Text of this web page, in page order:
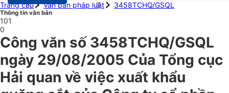
Trang chủ
Văn bản pháp luật 3458TCHQ/GSQL
Thông tin văn bản
101
0
Công văn số 3458TCHQ/GSQL
ngày 29/08/2005 Của Tổng cục
Hải quan về việc xuất khẩu